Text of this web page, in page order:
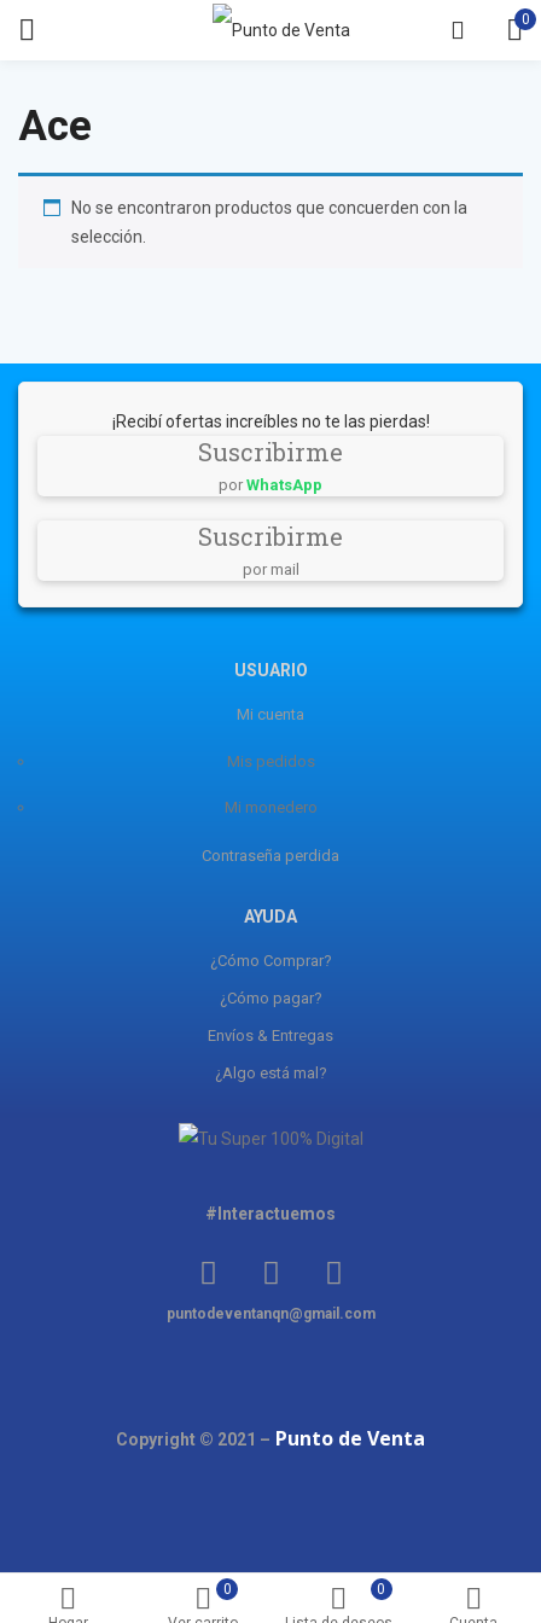
0
0
0
Ace
No se encontraron productos que concuerden con la
selección.
¡Recibí ofertas increíbles no te las pierdas!
Suscribirme
por WhatsApp
Suscribirme
por mail
USUARIO
Mi cuenta
Mis pedidos
Mi monedero
Contraseña perdida
AYUDA
¿Cómo Comprar?
¿Cómo pagar?
Envíos & Entregas
¿Algo está mal?
#Interactuemos
puntodeventanqn@gmail.com
Copyright © 2021 – Punto de Venta